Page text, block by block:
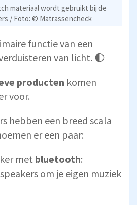
materiaal wordt gebruikt bij de
/ Foto: © Matrassencheck
functie van een
van licht. 🌓
producten komen
voor.
hebben een breed scala
er een paar:
met bluetooth:
om je eigen muziek